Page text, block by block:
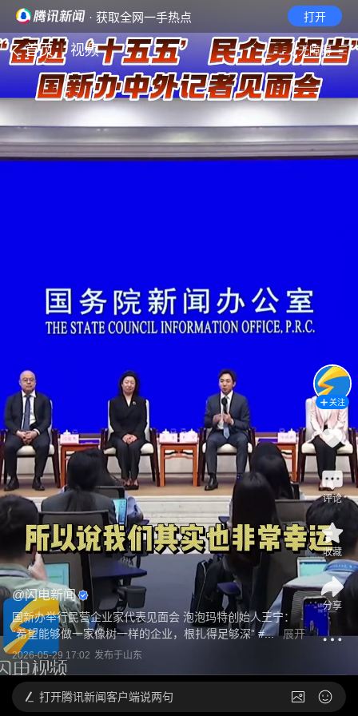
· 获取全网一手热点 打开
首页 视频 无障碍
@闪电新闻
国新办举行民营企业家代表见面会 泡泡玛特创始人王宁：
“希望能够做一家像树一样的企业，根扎得足够深” #... 展开
2026-05-29 17:02 发布于山东
关注
评论
收藏
分享
打开腾讯新闻客户端说两句